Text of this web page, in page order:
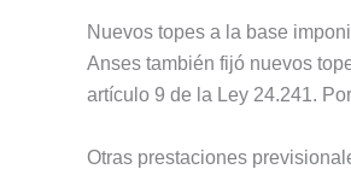
Nuevos topes a la base
Anses también fijó nuevos
artículo 9 de la Ley 24.241.
Otras prestaciones